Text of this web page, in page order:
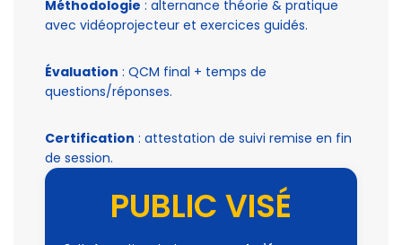
Méthodologie : alternance théorie & pratique
avec vidéoprojecteur et exercices guidés.
Évaluation : QCM final + temps de
questions/réponses.
Certification : attestation de suivi remise en fin
de session.
PUBLIC VISÉ